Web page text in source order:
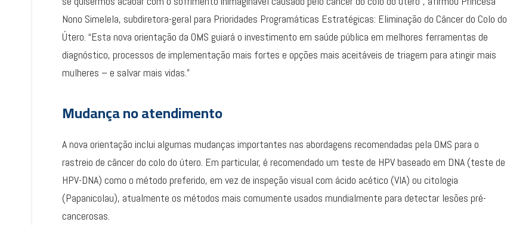
Nono Simelela, subdiretora-geral para Prioridades Programáticas Estratégicas: Eliminação do Câncer do Colo do
Útero. “Esta nova orientação da OMS guiará o investimento em saúde pública em melhores ferramentas de
diagnóstico, processos de implementação mais fortes e opções mais aceitáveis de triagem para atingir mais
mulheres – e salvar mais vidas.”
Mudança no atendimento
A nova orientação inclui algumas mudanças importantes nas abordagens recomendadas pela OMS para o
rastreio de câncer do colo do útero. Em particular, é recomendado um teste de HPV baseado em DNA (teste de
HPV-DNA) como o método preferido, em vez de inspeção visual com ácido acético (VIA) ou citologia
(Papanicolau), atualmente os métodos mais comumente usados mundialmente para detectar lesões pré-
cancerosas.